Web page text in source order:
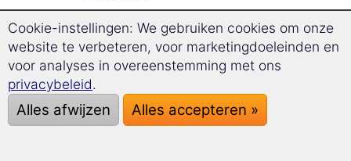
Met de nieuweSuperlearning-
Technologieleert u32,9% snelleren
kunt u zich beter concentreren.
Iedere dag weer krijgt u alle
Cookie-instellingen: We gebruiken cookies om onze
website te verbeteren, voor marketingdoeleinden en
voor analyses in overeenstemming met ons
privacybeleid.
Alles afwijzen Alles accepteren »